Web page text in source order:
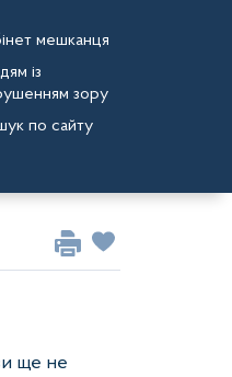
мешканця
із
зору
по сайту
ще не